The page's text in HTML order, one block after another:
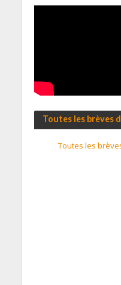
Toutes les brèves
Toutes les